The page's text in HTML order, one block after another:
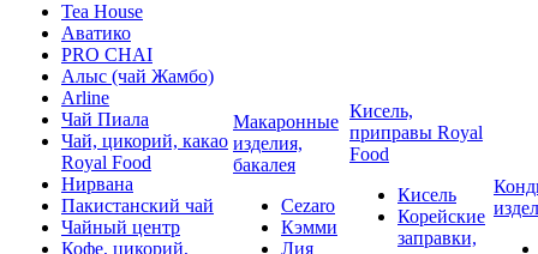
Tea House
Аватико
PRO CHAI
Алыс (чай Жамбо)
Arline
Чай Пиала
Чай, цикорий, какао
Royal Food
Нирвана
Пакистанский чай
Чайный центр
Кофе, цикорий,
Макаронные
изделия,
бакалея
Cezaro
Кэмми
Лия
Кисель,
приправы Royal
Food
Кисель
Корейские
заправки,